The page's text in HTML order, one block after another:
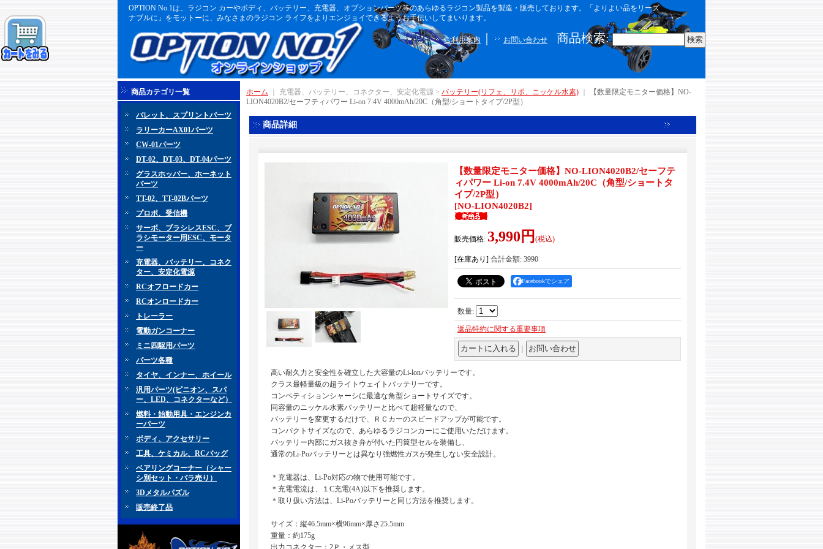
OPTION No.1は、ラジコン カーやボディ、バッテリー、充電器、オプションパーツ等のあらゆるラジコン製品を製造・販売しております。「よりよい品をリーズ
ナブルに」をモットーに、みなさまのラジコン ライフをよりエンジョイできるようお手伝いしてまいります。
ご利用案内 お問い合わせ 商品検索:
商品カテゴリ一覧
バレット、スプリントパーツ
ラリーカーAX01パーツ
CW-01パーツ
DT-02、DT-03、DT-04パーツ
グラスホッパー、ホーネット
パーツ
TT-02、TT-02Bパーツ
プロポ、受信機
サーボ、ブラシレスESC、ブ
ラシモーター用ESC、モータ
ー
充電器、バッテリー、コネク
ター、安定化電源
RCオフロードカー
RCオンロードカー
トレーラー
電動ガンコーナー
ミニ四駆用パーツ
パーツ各種
タイヤ、インナー、ホイール
汎用パーツ(ピニオン、スパ
ー、LED、コネクターなど）
燃料・始動用具・エンジンカ
ーパーツ
ボディ、アクセサリー
工具、ケミカル、RCバッグ
ベアリングコーナー（シャー
シ別セット・バラ売り）
3Dメタルパズル
販売終了品
ホーム ｜ 充電器、バッテリー、コネクター、安定化電源 > バッテリー(リフェ、リポ、ニッケル水素)
【数量限定モニター価格】NO-
LION4020B2/セーフティパワー Li-on 7.4V 4000mAh/20C（角型/ショートタイプ/2P型）
商品詳細
【数量限定モニター価格】NO-LION4020B2/セーフテ
ィパワー Li-on 7.4V 4000mAh/20C（角型/ショートタ
イプ/2P型）
[NO-LION4020B2]
販売価格: 3,990円 (税込)
[在庫あり] 合計金額: 3990
Facebookでシェア
数量:
返品特約に関する重要事項
高い耐久力と安全性を確立した大容量のLi-lonバッテリーです。
クラス最軽量級の超ライトウェイトバッテリーです。
コンペティションシャーシに最適な角型ショートサイズです。
同容量のニッケル水素バッテリーと比べて超軽量なので、
バッテリーを変更するだけで、ＲＣカーのスピードアップが可能です。
コンパクトサイズなので、あらゆるラジコンカーにご使用いただけます。
バッテリー内部にガス抜き弁が付いた円筒型セルを装備し、
通常のLi-Poバッテリーとは異なり強燃性ガスが発生しない安全設計。
＊充電器は、Li-Po対応の物で使用可能です。
＊充電電流は、１C充電(4A)以下を推奨します。
＊取り扱い方法は、Li-Poバッテリーと同じ方法を推奨します。
サイズ：縦46.5mm×横96mm×厚さ25.5mm
重量：約175g
出力コネクター：2Ｐ・メス型